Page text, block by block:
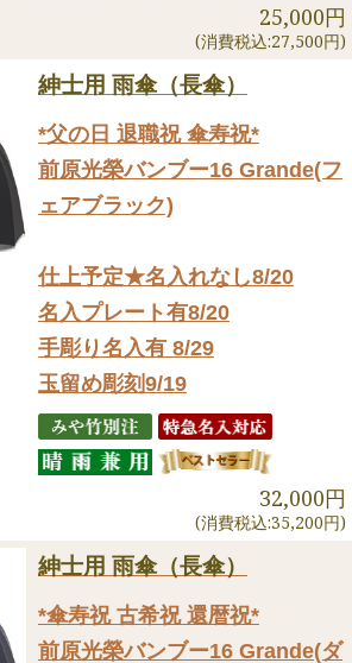
25,000円
(消費税込:27,500円)
紳士用 雨傘（長傘）
*父の日 退職祝 傘寿祝*
前原光榮バンブー16 Grande(フ
ェアブラック)
仕上予定★名入れなし8/20
名入プレート有8/20
手彫り名入有 8/29
玉留め彫刻9/19
32,000円
(消費税込:35,200円)
紳士用 雨傘（長傘）
*傘寿祝 古希祝 還暦祝*
前原光榮バンブー16 Grande(ダ